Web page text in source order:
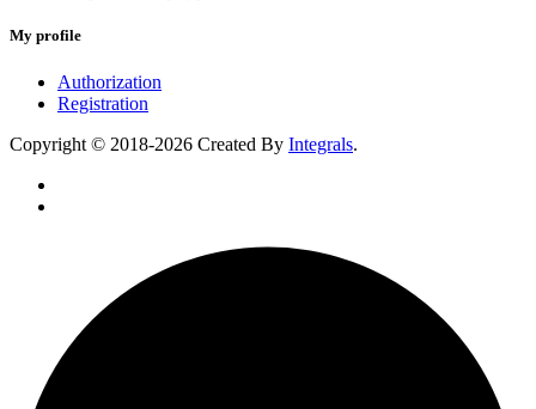
My profile
Authorization
Registration
Copyright © 2018-2026 Created By Integrals.